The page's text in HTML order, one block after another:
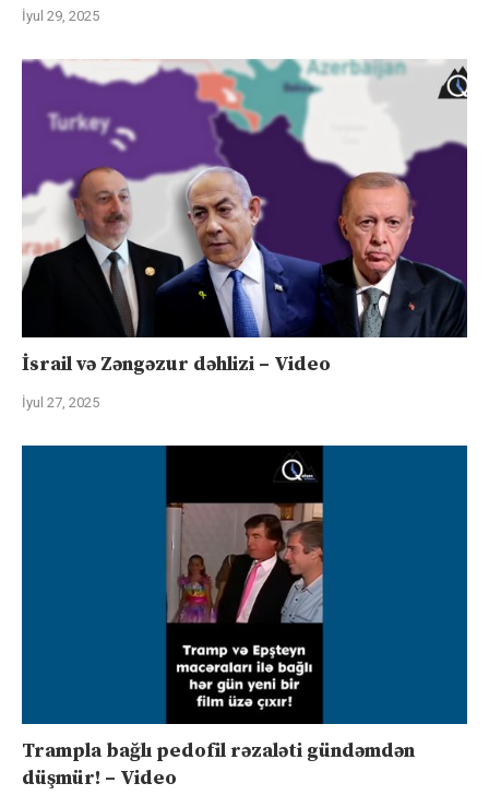
İyul 29, 2025
İsrail və Zəngəzur dəhlizi – Video
İyul 27, 2025
Trampla bağlı pedofil rəzaləti gündəmdən
düşmür! – Video